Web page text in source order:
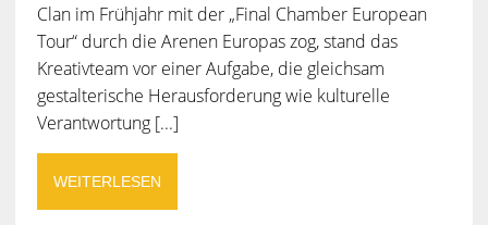
Clan im Frühjahr mit der „Final Chamber European
Tour“ durch die Arenen Europas zog, stand das
Kreativteam vor einer Aufgabe, die gleichsam
gestalterische Herausforderung wie kulturelle
Verantwortung [...]
WEITERLESEN